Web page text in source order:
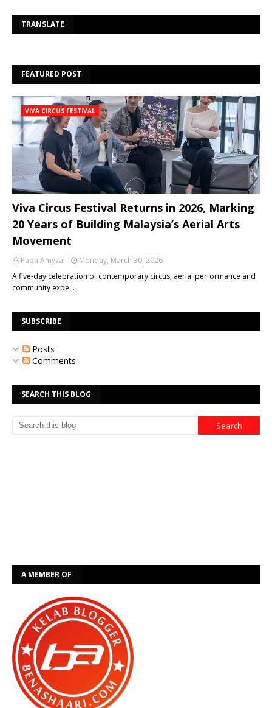
TRANSLATE
FEATURED POST
VIVA CIRCUS FESTIVAL
Viva Circus Festival Returns in 2026, Marking
20 Years of Building Malaysia’s Aerial Arts
Movement
Papa Amyzal
Monday, March 30, 2026
A five-day celebration of contemporary circus, aerial performance and
community expe…
SUBSCRIBE
Posts
Comments
SEARCH THIS BLOG
A MEMBER OF